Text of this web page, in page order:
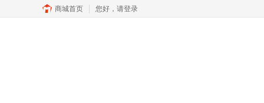
商城首页 您好， 请登录